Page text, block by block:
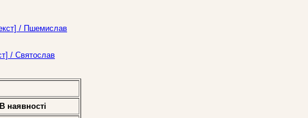
/ Пшемислав
/ Святослав
В наявностi